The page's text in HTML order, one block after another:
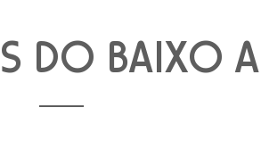
DO BAIXO